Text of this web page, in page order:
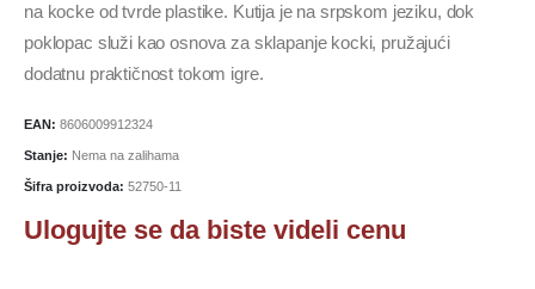
na kocke od tvrde plastike. Kutija je na srpskom jeziku, dok
poklopac služi kao osnova za sklapanje kocki, pružajući
dodatnu praktičnost tokom igre.
EAN: 8606009912324
Stanje: Nema na zalihama
Šifra proizvoda: 52750-11
Ulogujte se da biste videli cenu